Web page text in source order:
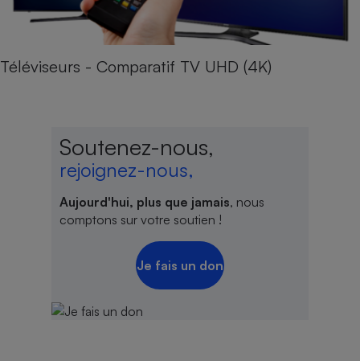
Téléviseurs - Comparatif TV UHD (4K)
Soutenez-nous,
rejoignez-nous,
Aujourd'hui, plus que jamais, nous
comptons sur votre soutien !
Je fais un don